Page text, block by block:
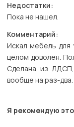
Недостатки:
Пока не нашел.
Комментарий:
Искал мебель для
целом доволен.
Сделана из
вообще на раз-два.
Я рекомендую